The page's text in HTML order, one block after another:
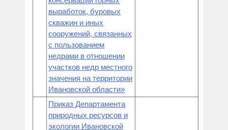
выработок, буровых
скважин и иных
сооружений, связанных
с пользованием
недрами в отношении
участков недр местного
значения на территории
Ивановской области»
Приказ Департамента
природных ресурсов и
экологии Ивановской